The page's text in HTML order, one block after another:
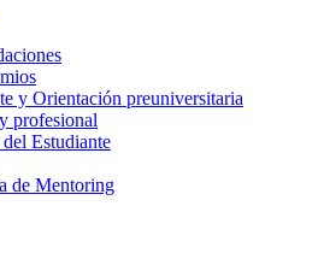
y Orientación preuniversitaria
profesional
Estudiante
de Mentoring